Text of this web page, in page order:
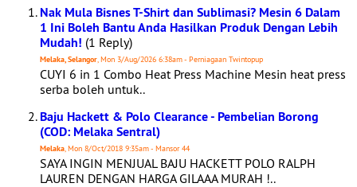
Nak Mula Bisnes T-Shirt dan Sublimasi? Mesin 6 Dalam
1 Ini Boleh Bantu Anda Hasilkan Produk Dengan Lebih
Mudah! (1 Reply)
Melaka, Selangor, Mon 3/Aug/2026 6:38am - Perniagaan Twintopup
CUYI 6 in 1 Combo Heat Press Machine Mesin heat press
serba boleh untuk..
Baju Hackett & Polo Clearance - Pembelian Borong
(COD: Melaka Sentral)
Melaka, Mon 8/Oct/2018 9:35am - Mansor 44
SAYA INGIN MENJUAL BAJU HACKETT POLO RALPH
LAUREN DENGAN HARGA GILAAA MURAH !..